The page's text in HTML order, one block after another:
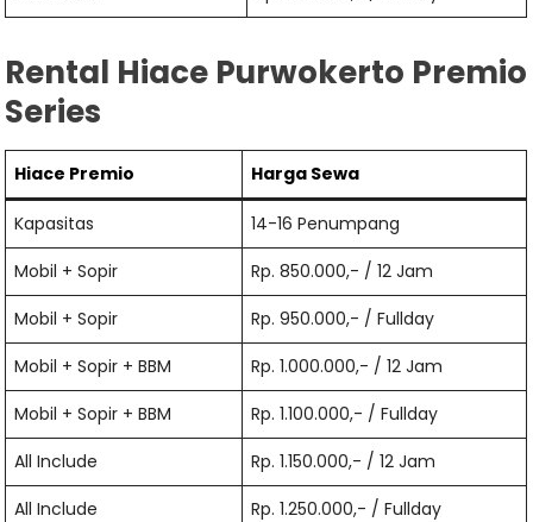
Rental Hiace Purwokerto Premio
Series
Hiace Premio Harga Sewa
Kapasitas
14-16 Penumpang
Mobil + Sopir
Rp. 850.000,- / 12 Jam
Mobil + Sopir
Rp. 950.000,- / Fullday
Mobil + Sopir + BBM
Rp. 1.000.000,- / 12 Jam
Mobil + Sopir + BBM
Rp. 1.100.000,- / Fullday
All Include
Rp. 1.150.000,- / 12 Jam
All Include
Rp. 1.250.000,- / Fullday